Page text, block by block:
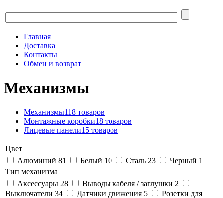
Главная
Доставка
Контакты
Обмен и возврат
Механизмы
Механизмы118 товаров
Монтажные коробки18 товаров
Лицевые панели15 товаров
Цвет
Алюминий 81 Белый 10 Сталь 23 Черный 1
Тип механизма
Аксессуары 28 Выводы кабеля / заглушки 2
Выключатели 34 Датчики движения 5
Розетки для